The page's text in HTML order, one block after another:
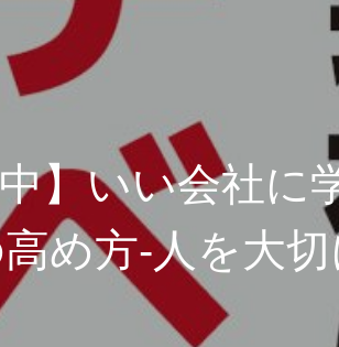
】いい会社に
め方-人を大